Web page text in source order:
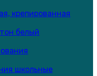
крепированная
белый
школьные